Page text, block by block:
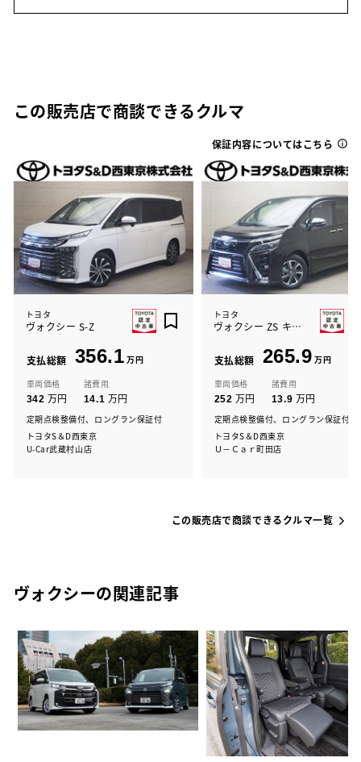
この販売店で商談できるクルマ
保証内容についてはこちら
トヨタ
ヴォクシー S-Z
支払総額 356.1 万円
車両価格
342 万円
諸費用
14.1 万円
定期点検整備付、ロングラン保証付
トヨタS＆D西東京
U-Car武蔵村山店
トヨタ
ヴォクシー ZS キラメキ3
支払総額 265.9 万円
車両価格
252 万円
諸費用
13.9 万円
定期点検整備付、ロングラン保証付
トヨタS＆D西東京
Ｕ－Ｃａｒ町田店
この販売店で商談できるクルマ一覧
ヴォクシーの関連記事